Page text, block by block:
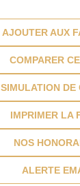
AJOUTER AUX
COMPARER
SIMULATION DE
IMPRIMER LA
NOS
ALERTE